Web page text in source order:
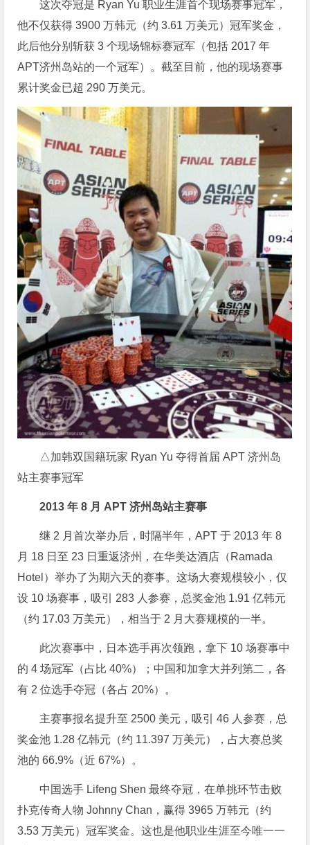
这次夺冠是 Ryan Yu 职业生涯首个现场赛事冠军，
他不仅获得 3900 万韩元（约 3.61 万美元）冠军奖金，
此后他分别斩获 3 个现场锦标赛冠军（包括 2017 年
APT济州岛站的一个冠军）。截至目前，他的现场赛事
累计奖金已超 290 万美元。
△加韩双国籍玩家 Ryan Yu 夺得首届 APT 济州岛
站主赛事冠军
2013 年 8 月 APT 济州岛站主赛事
继 2 月首次举办后，时隔半年，APT 于 2013 年 8
月 18 日至 23 日重返济州，在华美达酒店（Ramada
Hotel）举办了为期六天的赛事。这场大赛规模较小，仅
设 10 场赛事，吸引 283 人参赛，总奖金池 1.91 亿韩元
（约 17.03 万美元），相当于 2 月大赛规模的一半。
此次赛事中，日本选手再次领跑，拿下 10 场赛事中
的 4 场冠军（占比 40%）；中国和加拿大并列第二，各
有 2 位选手夺冠（各占 20%）。
主赛事报名提升至 2500 美元，吸引 46 人参赛，总
奖金池 1.28 亿韩元（约 11.397 万美元），占大赛总奖
池的 66.9%（近 67%）。
中国选手 Lifeng Shen 最终夺冠，在单挑环节击败
扑克传奇人物 Johnny Chan，赢得 3965 万韩元（约
3.53 万美元）冠军奖金。这也是他职业生涯至今唯一一